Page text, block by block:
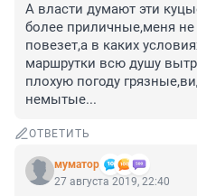
А власти думают эти
более приличные,меня не
повезет,а в каких
маршрутки всю душу
плохую погоду
немытые...
ОТВЕТИТЬ
муматор
27 августа 2019, 22:40